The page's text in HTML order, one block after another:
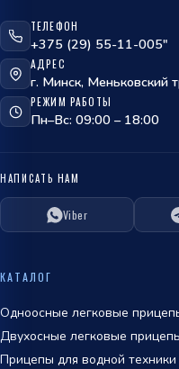
ТЕЛЕФОН
+375 (29) 55-11-005"
АДРЕС
г. Минск, Меньковский
РЕЖИМ РАБОТЫ
Пн–Вс: 09:00 – 18:00
НАПИСАТЬ НАМ
Viber
КАТАЛОГ
Одноосные легковые
Двухосные легковые
Прицепы для водной